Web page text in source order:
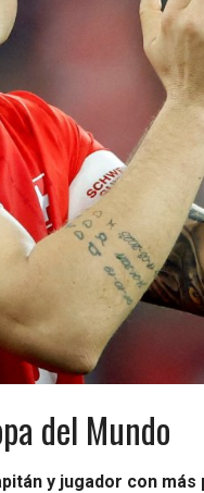
del Mundo
y jugador con